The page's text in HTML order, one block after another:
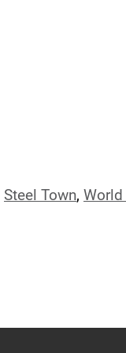
Steel Town, World